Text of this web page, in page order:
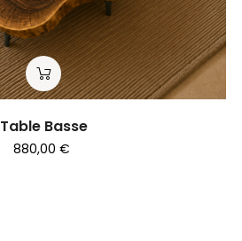
Table Basse
880,00 €